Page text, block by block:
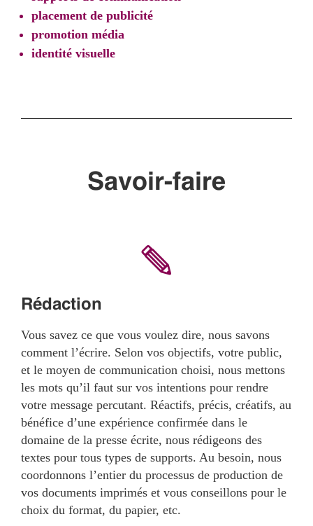
placement de publicité
promotion média
identité visuelle
Savoir-faire
Rédaction
Vous savez ce que vous voulez dire, nous savons
comment l’écrire. Selon vos objectifs, votre public,
et le moyen de communication choisi, nous mettons
les mots qu’il faut sur vos intentions pour rendre
votre message percutant. Réactifs, précis, créatifs, au
bénéfice d’une expérience confirmée dans le
domaine de la presse écrite, nous rédigeons des
textes pour tous types de supports. Au besoin, nous
coordonnons l’entier du processus de production de
vos documents imprimés et vous conseillons pour le
choix du format, du papier, etc.